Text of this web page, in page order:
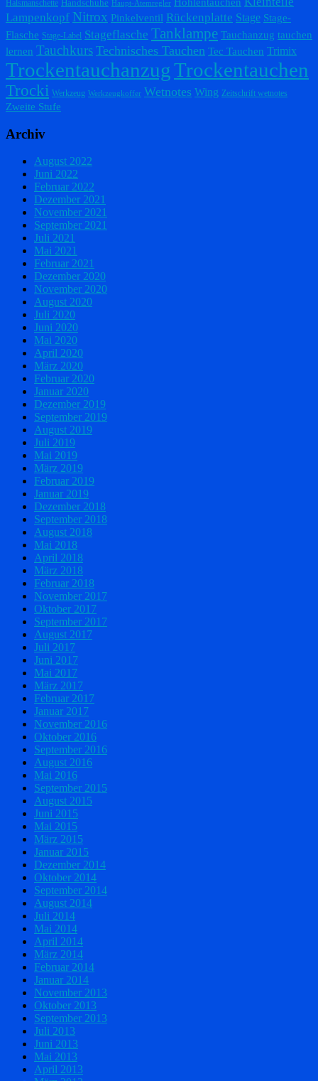
Halsmanschette Handschuhe Haupt-Atemregler
Lampenkopf Nitrox Pinkelventil Rückenplatte Stage Stage-
Flasche Stage-Label Stageflasche Tanklampe Tauchanzug tauchen
lernen Tauchkurs Technisches Tauchen Tec Tauchen Trimix
TrockentauchanzugTrockentauchen
Trocki Werkzeug Werkzeugkoffer Wetnotes Wing Zeitschrift wetnotes
Zweite Stufe
Archiv
August 2022
Juni 2022
Februar 2022
Dezember 2021
November 2021
September 2021
Juli 2021
Mai 2021
Februar 2021
Dezember 2020
November 2020
August 2020
Juli 2020
Juni 2020
Mai 2020
April 2020
März 2020
Februar 2020
Januar 2020
Dezember 2019
September 2019
August 2019
Juli 2019
Mai 2019
März 2019
Februar 2019
Januar 2019
Dezember 2018
September 2018
August 2018
Mai 2018
April 2018
März 2018
Februar 2018
November 2017
Oktober 2017
September 2017
August 2017
Juli 2017
Juni 2017
Mai 2017
März 2017
Februar 2017
Januar 2017
November 2016
Oktober 2016
September 2016
August 2016
Mai 2016
September 2015
August 2015
Juni 2015
Mai 2015
März 2015
Januar 2015
Dezember 2014
Oktober 2014
September 2014
August 2014
Juli 2014
Mai 2014
April 2014
März 2014
Februar 2014
Januar 2014
November 2013
Oktober 2013
September 2013
Juli 2013
Juni 2013
Mai 2013
April 2013